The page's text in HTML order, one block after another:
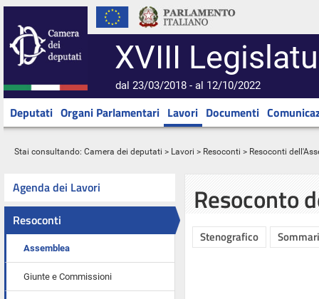
XVIII
dal 23/03/2018 - al 12/10/2022
Deputati Organi Parlamentari Lavori Documenti
Stai consultando: Camera dei deputati > Lavori > Resoconti > Resoconti
Agenda dei Lavori
Resoconti
Assemblea
Giunte e Commissioni
Resoconto
Stenografico